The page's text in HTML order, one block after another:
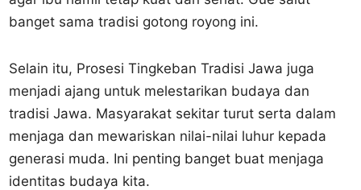
banget sama tradisi gotong royong ini.
Selain itu, Prosesi Tingkeban Tradisi Jawa juga
menjadi ajang untuk melestarikan budaya dan
tradisi Jawa. Masyarakat sekitar turut serta dalam
menjaga dan mewariskan nilai-nilai luhur kepada
generasi muda. Ini penting banget buat menjaga
identitas budaya kita.